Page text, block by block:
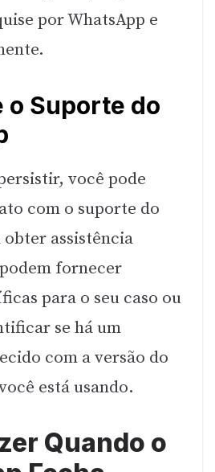
por WhatsApp e
o Suporte do
você pode
com o suporte do
assistência
fornecer
para o seu caso ou
se há um
com a versão do
está usando.
Quando o